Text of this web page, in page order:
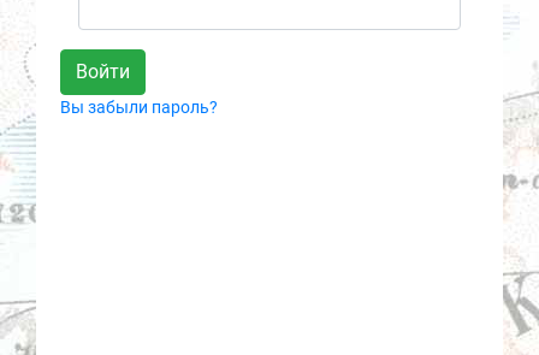
Контакты
Партнеры
Вы забыли пароль?